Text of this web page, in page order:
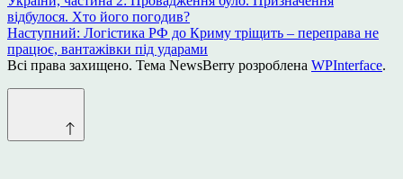
записів
відбулося. Хто його погодив?
Наступний: Логістика РФ до Криму тріщить – переправа не
працює, вантажівки під ударами
Всі права захищено. Тема NewsBerry розроблена WPInterface.